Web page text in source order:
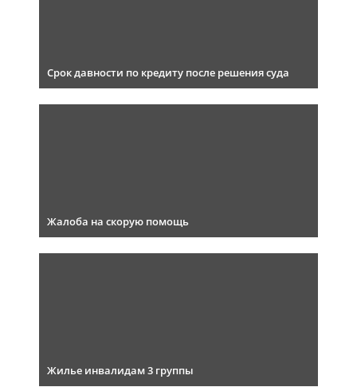
Срок давности по кредиту после решения суда
Жалоба на скорую помощь
Жилье инвалидам 3 группы